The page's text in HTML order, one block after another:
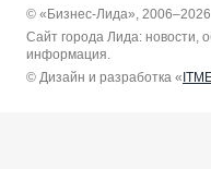
© «Бизнес-Лида», 2006–2026
Сайт города Лида: новости,
информация.
© Дизайн и разработка «